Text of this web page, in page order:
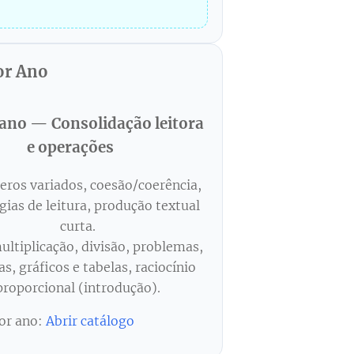
Ano
ano — Consolidação leitora
e operações
variados, coesão/coerência,
de leitura, produção textual
curta.
divisão, problemas,
gráficos e tabelas, raciocínio
(introdução).
ano: Abrir catálogo